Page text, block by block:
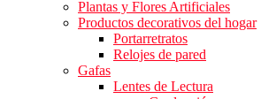
Plantas y Flores Artificiales
Productos decorativos del hogar
Portarretratos
Relojes de pared
Gafas
Lentes de Lectura